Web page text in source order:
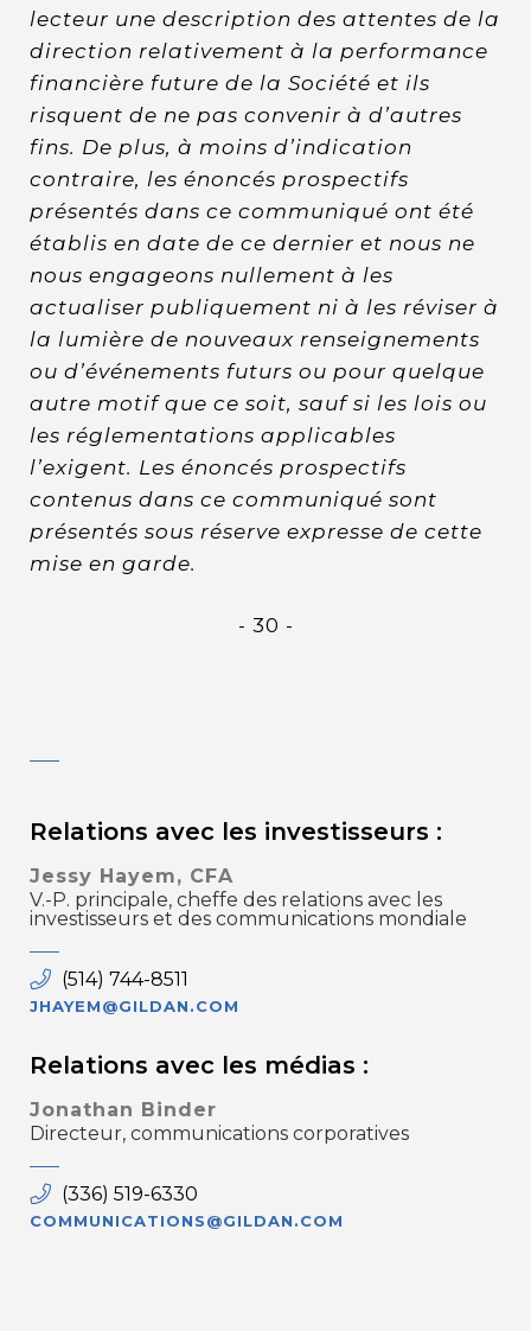
lecteur une description des attentes de la
direction relativement à la performance
financière future de la Société et ils
risquent de ne pas convenir à d’autres
fins. De plus, à moins d’indication
contraire, les énoncés prospectifs
présentés dans ce communiqué ont été
établis en date de ce dernier et nous ne
nous engageons nullement à les
actualiser publiquement ni à les réviser à
la lumière de nouveaux renseignements
ou d’événements futurs ou pour quelque
autre motif que ce soit, sauf si les lois ou
les réglementations applicables
l’exigent. Les énoncés prospectifs
contenus dans ce communiqué sont
présentés sous réserve expresse de cette
mise en garde.
- 30 -
Relations avec les investisseurs :
Jessy Hayem, CFA
V.-P. principale, cheffe des relations avec les
investisseurs et des communications mondiale
(514) 744-8511
JHAYEM@GILDAN.COM
Relations avec les médias :
Jonathan Binder
Directeur, communications corporatives
(336) 519-6330
COMMUNICATIONS@GILDAN.COM